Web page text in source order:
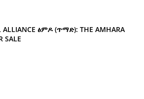
ALLIANCE ፅምዶ (ጥማድ): THE AMHARA
SALE